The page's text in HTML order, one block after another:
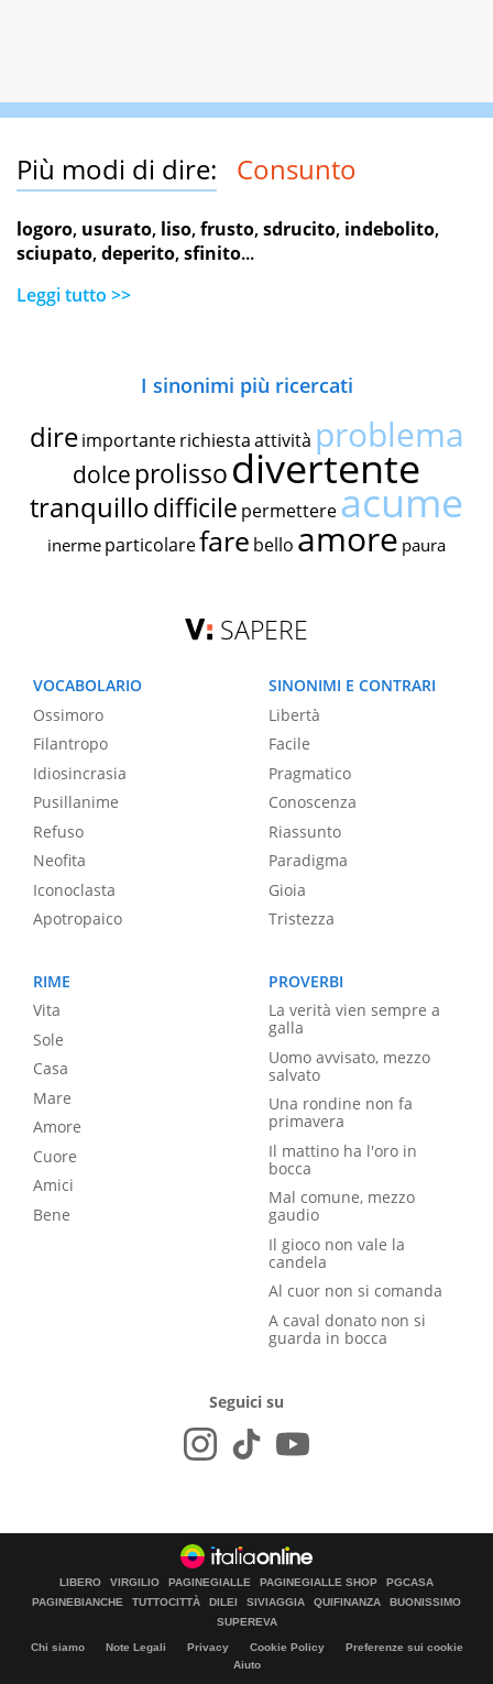
Più modi di dire: Consunto
logoro, usurato, liso,frusto,sdrucito, indebolito,
sciupato,deperito,sfinito...
Leggi tutto >>
I sinonimi più ricercati
dire importante richiestaattività problema
dolce prolissodivertente
tranquillodifficile permettereacume
inerme particolarefare bello amore paura
SAPERE
VOCABOLARIO
Ossimoro
Filantropo
Idiosincrasia
Pusillanime
Refuso
Neofita
Iconoclasta
Apotropaico
SINONIMI E CONTRARI
Libertà
Facile
Pragmatico
Conoscenza
Riassunto
Paradigma
Gioia
Tristezza
RIME
Vita
Sole
Casa
Mare
Amore
Cuore
Amici
Bene
PROVERBI
La verità vien sempre a
galla
Uomo avvisato, mezzo
salvato
Una rondine non fa
primavera
Il mattino ha l'oro in
bocca
Mal comune, mezzo
gaudio
Il gioco non vale la
candela
Al cuor non si comanda
A caval donato non si
guarda in bocca
Seguici su
LIBERO VIRGILIO PAGINEGIALLE PAGINEGIALLE SHOP
PGCASA
PAGINEBIANCHE
TUTTOCITTÀ DILEI SIVIAGGIA QUIFINANZA
BUONISSIMO
SUPEREVA
Chi siamo Note Legali Privacy Cookie Policy
Preferenze sui cookie
Aiuto